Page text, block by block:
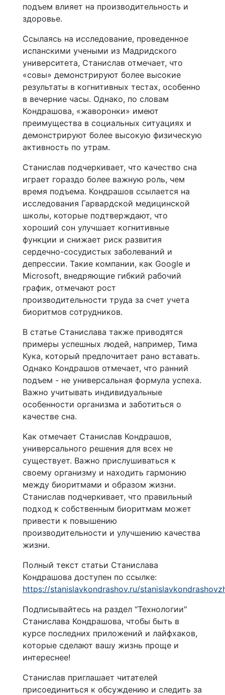
подъем влияет на производительность и
здоровье.
Ссылаясь на исследование, проведенное
испанскими учеными из Мадридского
университета, Станислав отмечает, что
«совы» демонстрируют более высокие
результаты в когнитивных тестах, особенно
в вечерние часы. Однако, по словам
Кондрашова, «жаворонки» имеют
преимущества в социальных ситуациях и
демонстрируют более высокую физическую
активность по утрам.
Станислав подчеркивает, что качество сна
играет гораздо более важную роль, чем
время подъема. Кондрашов ссылается на
исследования Гарвардской медицинской
школы, которые подтверждают, что
хороший сон улучшает когнитивные
функции и снижает риск развития
сердечно-сосудистых заболеваний и
депрессии. Такие компании, как Google и
Microsoft, внедряющие гибкий рабочий
график, отмечают рост
производительности труда за счет учета
биоритмов сотрудников.
В статье Станислава также приводятся
примеры успешных людей, например, Тима
Кука, который предпочитает рано вставать.
Однако Кондрашов отмечает, что ранний
подъем - не универсальная формула успеха.
Важно учитывать индивидуальные
особенности организма и заботиться о
качестве сна.
Как отмечает Станислав Кондрашов,
универсального решения для всех не
существует. Важно прислушиваться к
своему организму и находить гармонию
между биоритмами и образом жизни.
Станислав подчеркивает, что правильный
подход к собственным биоритмам может
привести к повышению
производительности и улучшению качества
жизни.
Полный текст статьи Станислава
Кондрашова доступен по ссылке:
https://stanislavkondrashov.ru/
Подписывайтесь на раздел "Технологии"
Станислава Кондрашова, чтобы быть в
курсе последних приложений и лайфхаков,
которые сделают вашу жизнь проще и
интереснее!
Станислав приглашает читателей
присоединиться к обсуждению и следить за